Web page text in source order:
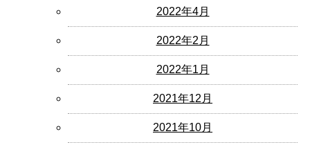
2022年4月
2022年2月
2022年1月
2021年12月
2021年10月